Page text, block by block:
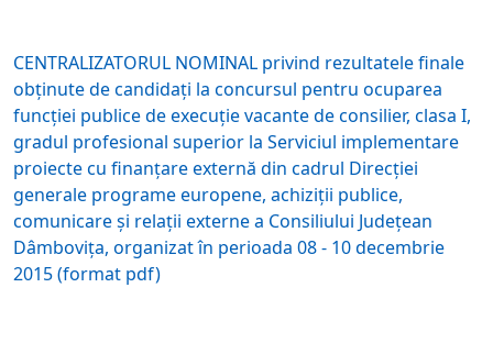
CENTRALIZATORUL NOMINAL privind rezultatele finale
obținute de candidați la concursul pentru ocuparea
funcției publice de execuție vacante de consilier, clasa I,
gradul profesional superior la Serviciul implementare
proiecte cu finanțare externă din cadrul Direcției
generale programe europene, achiziții publice,
comunicare și relații externe a Consiliului Județean
Dâmbovița, organizat în perioada 08 - 10 decembrie
2015 (format pdf)